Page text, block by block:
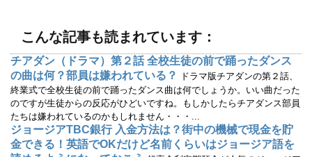
ド
ウ
で
開
き
ま
す
)
こんな記事も読まれています：
チアダン（ドラマ）第２話 全校生徒の前で踊ったダンス
の曲は何？部員は嫌われている？
ドラマ版チアダンの第２話、
終業式で全校生徒の前で踊ったダンス曲は何でしょうか。いい曲だった
のですが生徒からの反応がひどいですね。もしかしたらチアダンス部員
たちは嫌われているのかもしれません・・・...
ジョージアTBC銀行 入金方法は？街中の機械で現金を貯
金できる！英語でOKだけど名前くらいはジョージア語を